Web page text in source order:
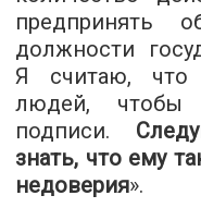
предпринять
должности
Я считаю, что
людей, чтобы
подписи.
знать, что ему
недоверия».